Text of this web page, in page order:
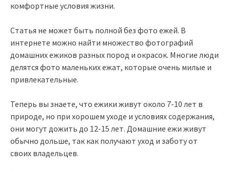
комфортные условия жизни.
Статья не может быть полной без фото ежей. В
интернете можно найти множество фотографий
домашних ежиков разных пород и окрасок. Многие люди
делятся фото маленьких ежат, которые очень милые и
привлекательные.
Теперь вы знаете, что ежики живут около 7-10 лет в
природе, но при хорошем уходе и условиях содержания,
они могут дожить до 12-15 лет. Домашние ежи живут
обычно дольше, так как получают уход и заботу от
своих владельцев.